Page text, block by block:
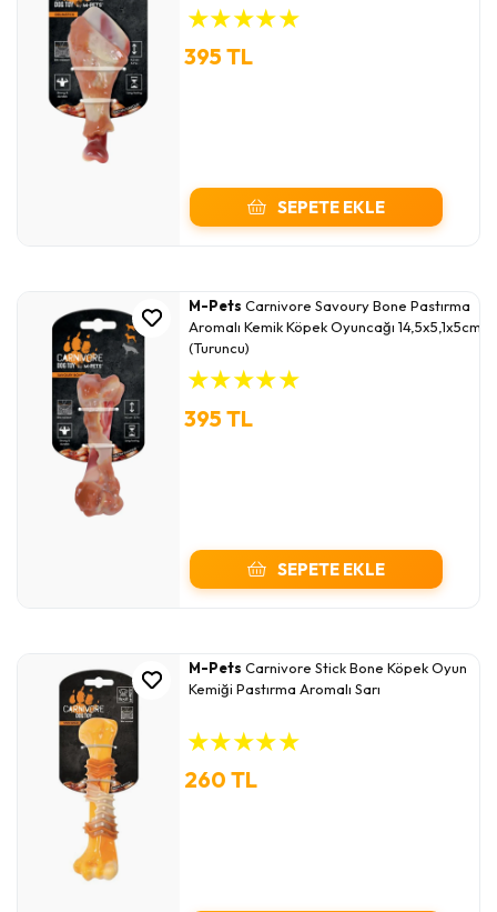
★★★★★
395 TL
SEPETE EKLE
M-Pets Carnivore Savoury Bone Pastırma
Aromalı Kemik Köpek Oyuncağı 14,5x5,1x5cm
(Turuncu)
★★★★★
395 TL
SEPETE EKLE
M-Pets Carnivore Stick Bone Köpek Oyun
Kemiği Pastırma Aromalı Sarı
★★★★★
260 TL